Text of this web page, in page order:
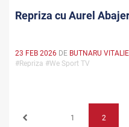
Repriza cu Aurel
23 FEB 2026 DE BUTNARU VITALIE
#Repriza #We Sport TV
1 2